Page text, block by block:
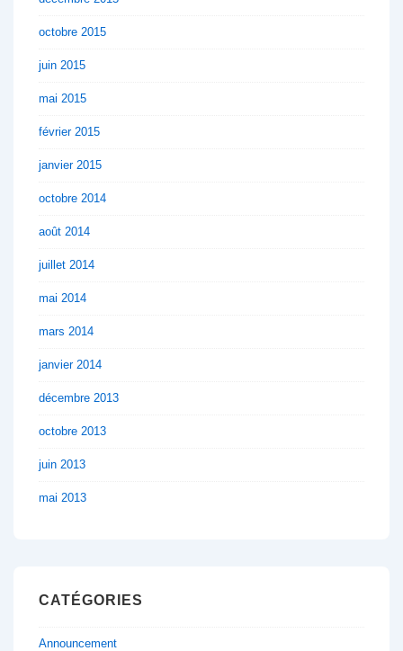
octobre 2015
juin 2015
mai 2015
février 2015
janvier 2015
octobre 2014
août 2014
juillet 2014
mai 2014
mars 2014
janvier 2014
décembre 2013
octobre 2013
juin 2013
mai 2013
CATÉGORIES
Announcement